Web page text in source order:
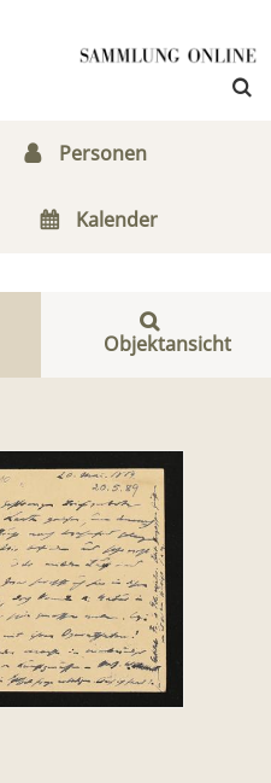
Personen
Kalender
Objektansicht